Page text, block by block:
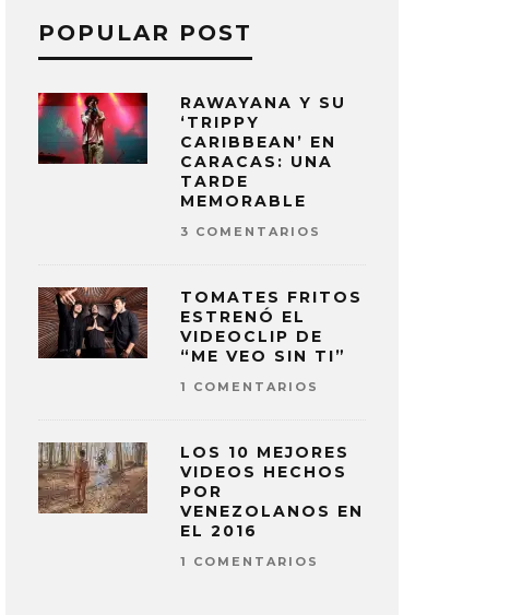
POPULAR POST
RAWAYANA Y SU
‘TRIPPY
CARIBBEAN’ EN
CARACAS: UNA
TARDE
MEMORABLE
3 COMENTARIOS
TOMATES FRITOS
ESTRENÓ EL
VIDEOCLIP DE
“ME VEO SIN TI”
1 COMENTARIOS
LOS 10 MEJORES
VIDEOS HECHOS
POR
VENEZOLANOS EN
EL 2016
1 COMENTARIOS